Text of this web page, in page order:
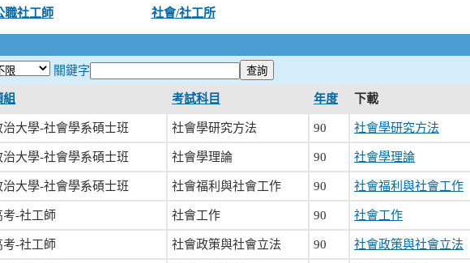
職社工師
社會/社工所
關鍵字
考試科目 年度 下載
治大學-社會學系碩士班 社會學研究方法 90 社會學研究方法
治大學-社會學系碩士班 社會學理論 90 社會學理論
治大學-社會學系碩士班 社會福利與社會工作 90 社會福利與社會工作
考-社工師 社會工作 90 社會工作
考-社工師 社會政策與社會立法 90 社會政策與社會立法